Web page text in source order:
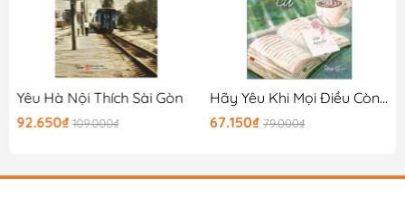
điều gì sẽ xảy đến trong tương lai.”
Yêu Hà Nội Thích Sài Gòn
92.650₫ 109.000₫
Hãy Yêu Khi Mọi Điều Còn Chưa Cũ
67.150₫ 79.000₫